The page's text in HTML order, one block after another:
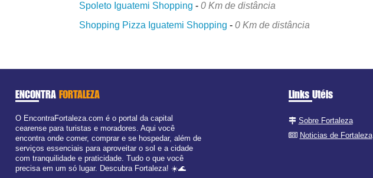
Spoleto Iguatemi Shopping -0 Km de distância
Shopping Pizza Iguatemi Shopping -0 Km de distância
ENCONTRA FORTALEZA
O EncontraFortaleza.com é o portal da capital
cearense para turistas e moradores. Aqui você
encontra onde comer, comprar e se hospedar, além de
serviços essenciais para aproveitar o sol e a cidade
com tranquilidade e praticidade. Tudo o que você
precisa em um só lugar. Descubra Fortaleza! ☀️🌊
Links Utéis
Sobre Fortaleza
Noticias de Fortaleza